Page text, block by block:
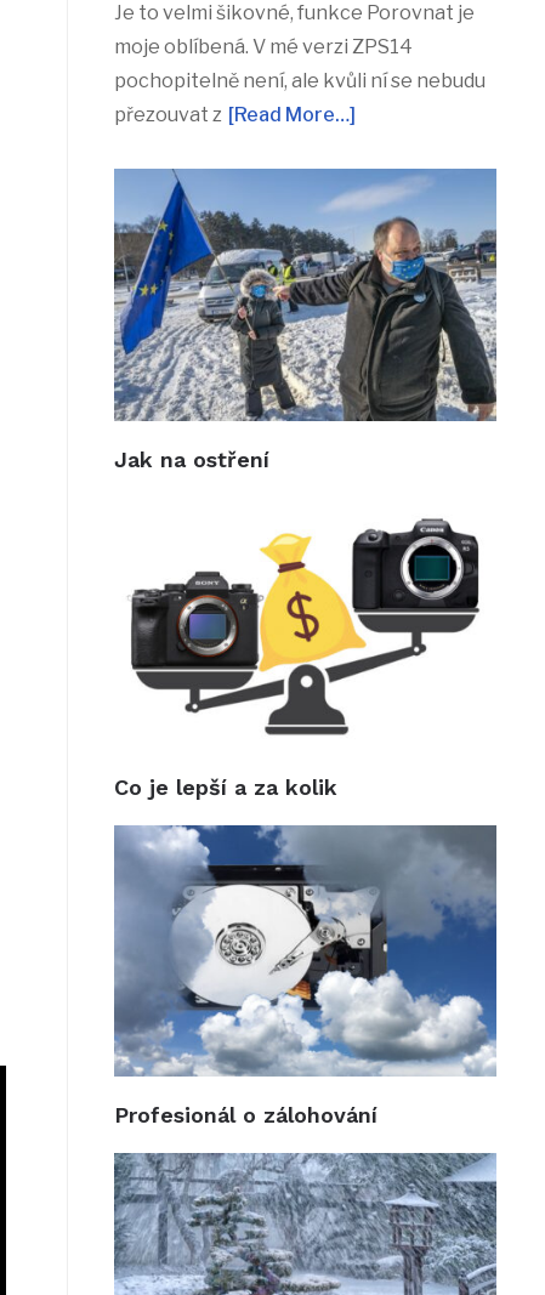
Je to velmi šikovné, funkce Porovnat je
moje oblíbená. V mé verzi ZPS14
pochopitelně není, ale kvůli ní se nebudu
přezouvat z [Read More…]
Jak na ostření
Co je lepší a za kolik
Profesionál o zálohování